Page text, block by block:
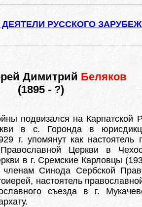
РУССКОГО
Димитрий Беляков
(1895 - ?)
подвизался на Карпатской
в с. Горонда в
г. упомянут как
Церкви в
в г. Сремские Карловцы
Синода Сербской
настоятель
съезда в г.